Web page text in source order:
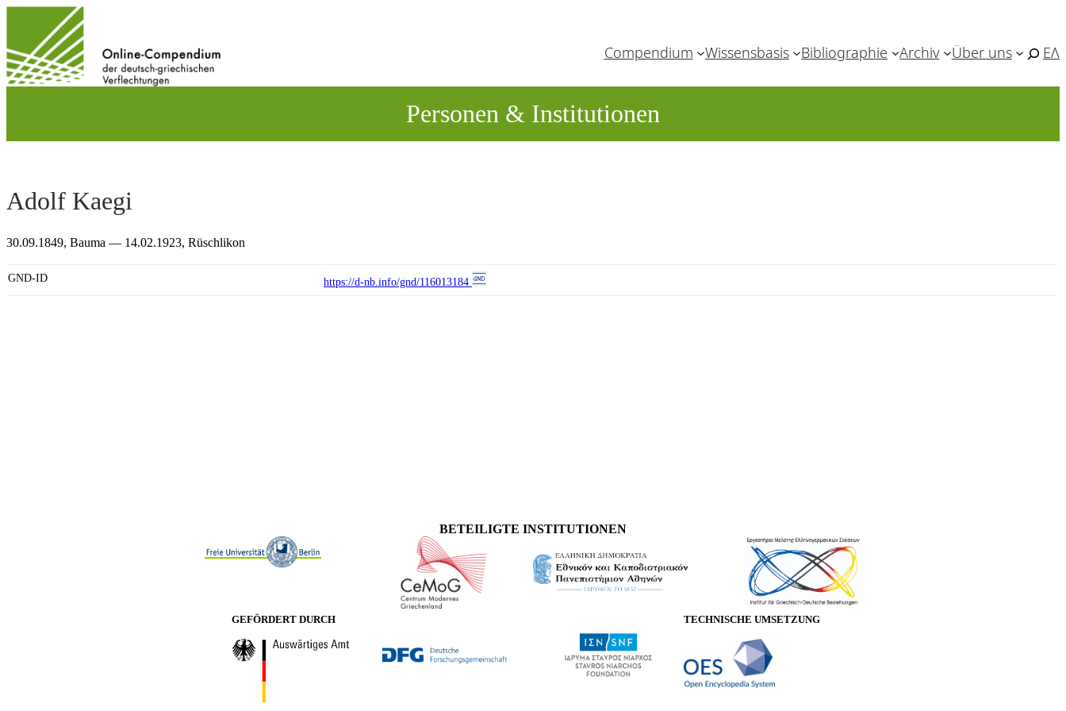
wechseln
Compendium Wissensbasis Bibliographie Archiv Über uns ΕΛ
Personen & Institutionen
Adolf Kaegi
30.09.1849, Bauma — 14.02.1923, Rüschlikon
GND-ID https://d-nb.info/gnd/116013184
BETEILIGTE INSTITUTIONEN
GEFÖRDERT DURCH TECHNISCHE UMSETZUNG